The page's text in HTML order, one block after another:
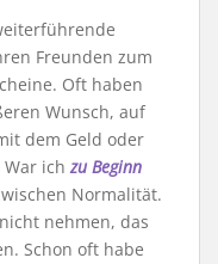
Freunden zum
Oft haben
Wunsch, auf
dem Geld oder
War ichzu Beginn
Normalität.
nehmen, das
Schon oft habe